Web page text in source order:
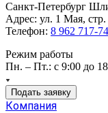
Санкт-Петербург
Адрес: ул. 1 Мая, стр.
Телефон: 8 962 717-
Режим работы
Пн. – Пт.: с 9:00 до
Подать заявку
Компания